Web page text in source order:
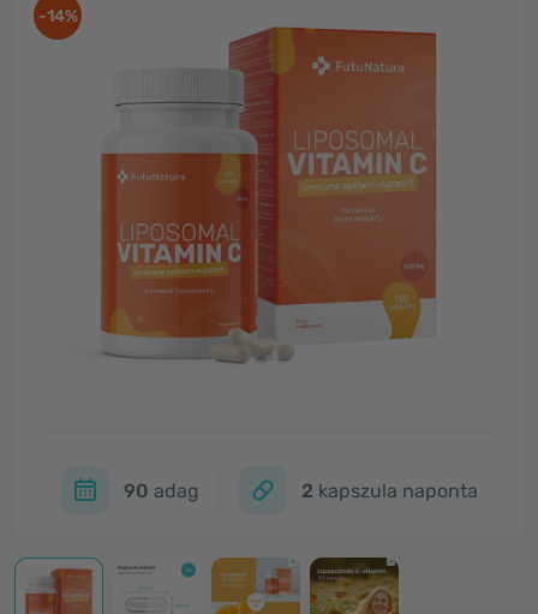
-14%
90 adag 2 kapszula naponta